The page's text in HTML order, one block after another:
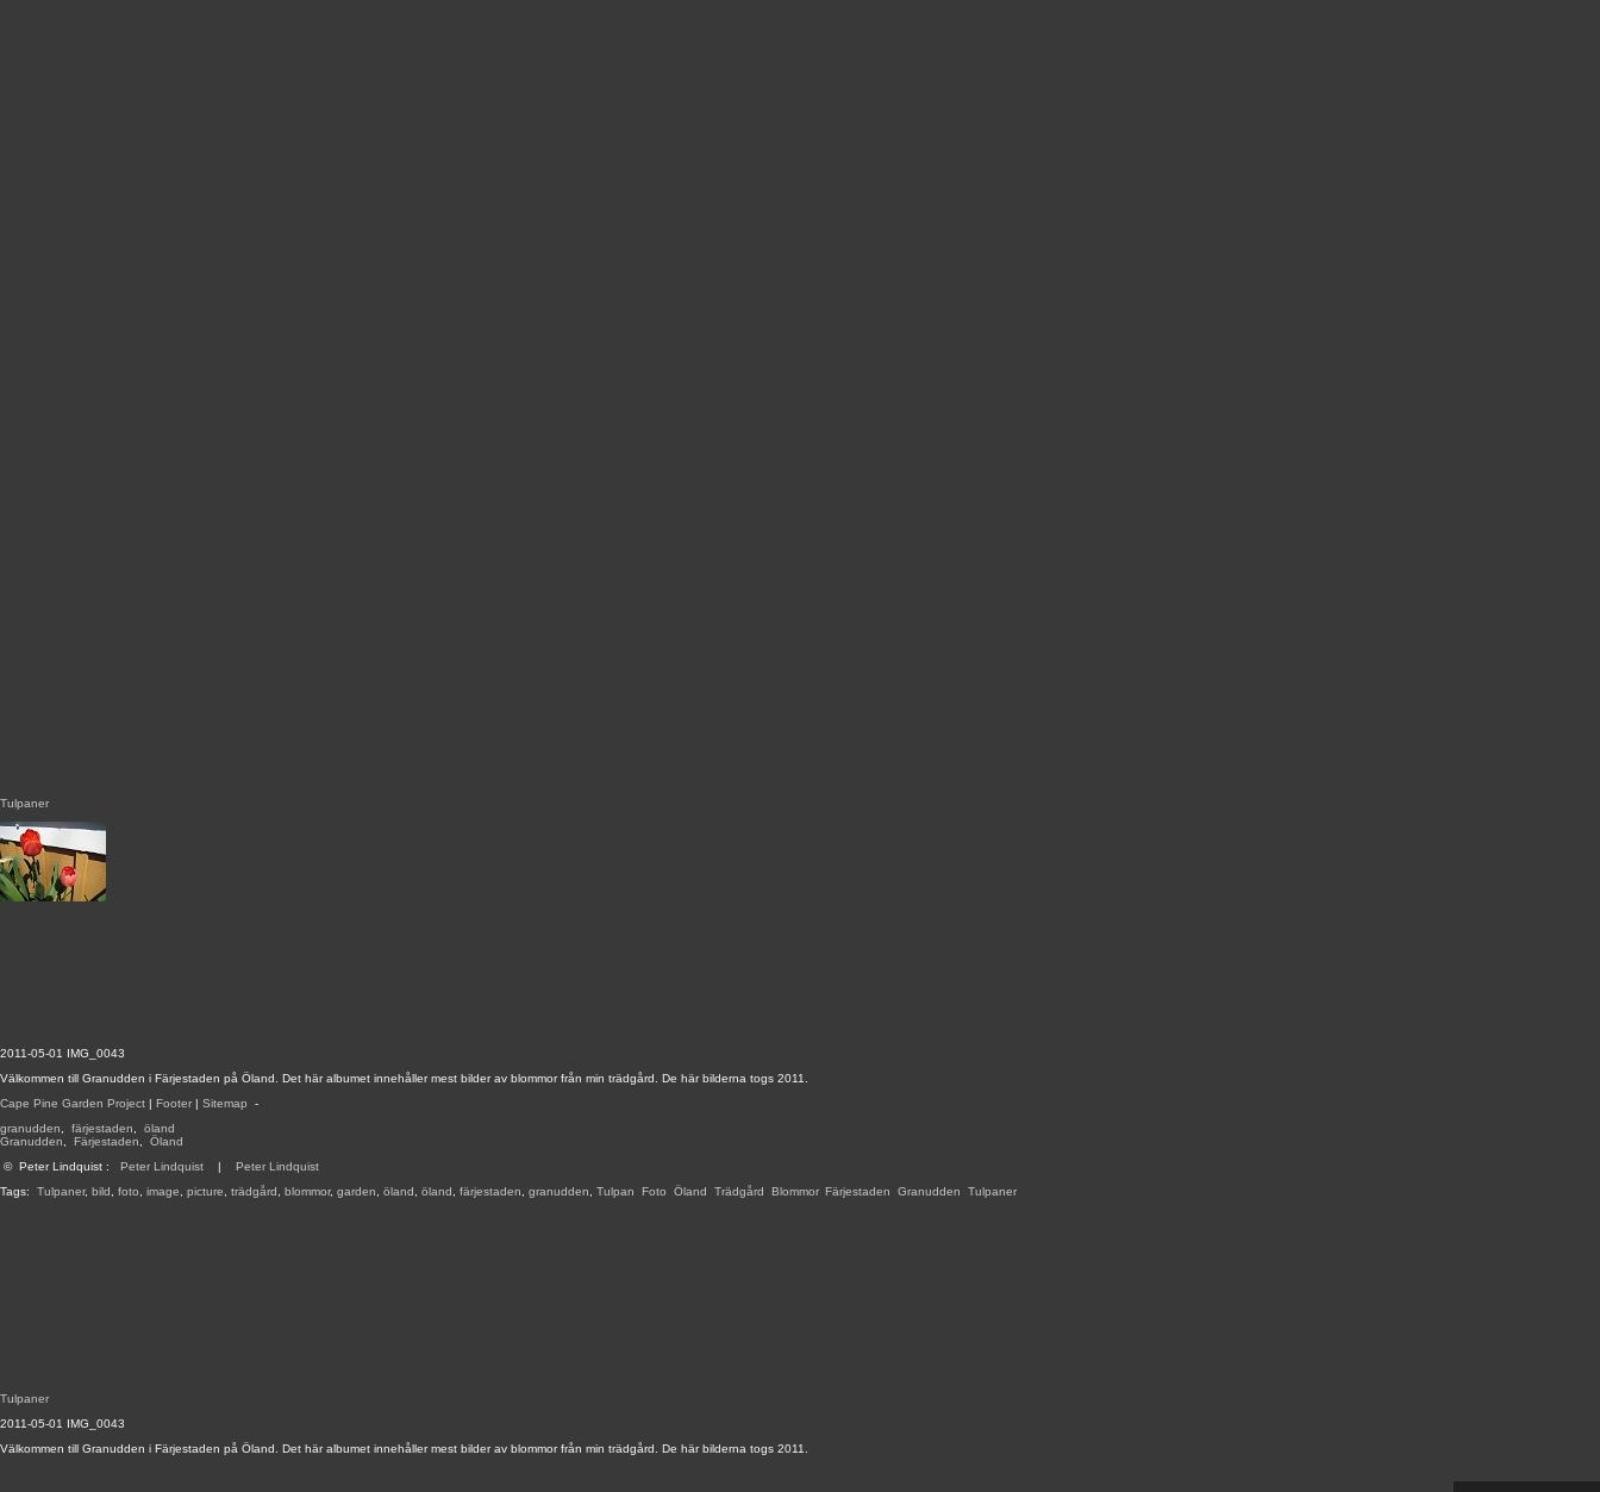
2011-05-01 IMG_0043
Välkommen till Granudden i Färjestaden på Öland. Det här albumet innehåller mest bilder av blommor från min trädgård. De här bilderna togs 2011.
Cape Pine Garden Project | Footer | Sitemap -
granudden
färjestaden
öland
Granudden
Färjestaden
Öland
© Peter Lindquist : Peter Lindquist | Peter Lindquist
Tags: Tulpaner, bild foto image picture trädgård blommor, garden öland öland färjestaden granudden Tulpan Foto Öland Trädgård Blommor, Färjestaden Granudden Tulpaner,
Tulpaner
Tulpaner
2011-05-01 IMG_0043
Välkommen till Granudden i Färjestaden på Öland. Det här albumet innehåller mest bilder av blommor från min trädgård. De här bilderna togs 2011.